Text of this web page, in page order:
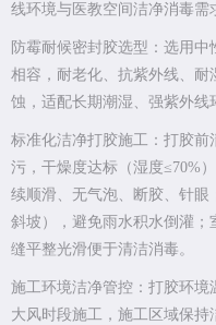
线环境与医教空间洁净消毒需
防霉耐候密封胶选型：选用
相容，耐老化、抗紫外线、
蚀，适配长期潮湿、强紫外线
标准化洁净打胶施工：打胶
污，干燥度达标（湿度≤70%
续顺滑、无气泡、断胶、针眼
斜坡），避免雨水积水倒灌
缝平整光滑便于清洁消毒。
施工环境洁净管控：打胶环境
大风时段施工，施工区域保